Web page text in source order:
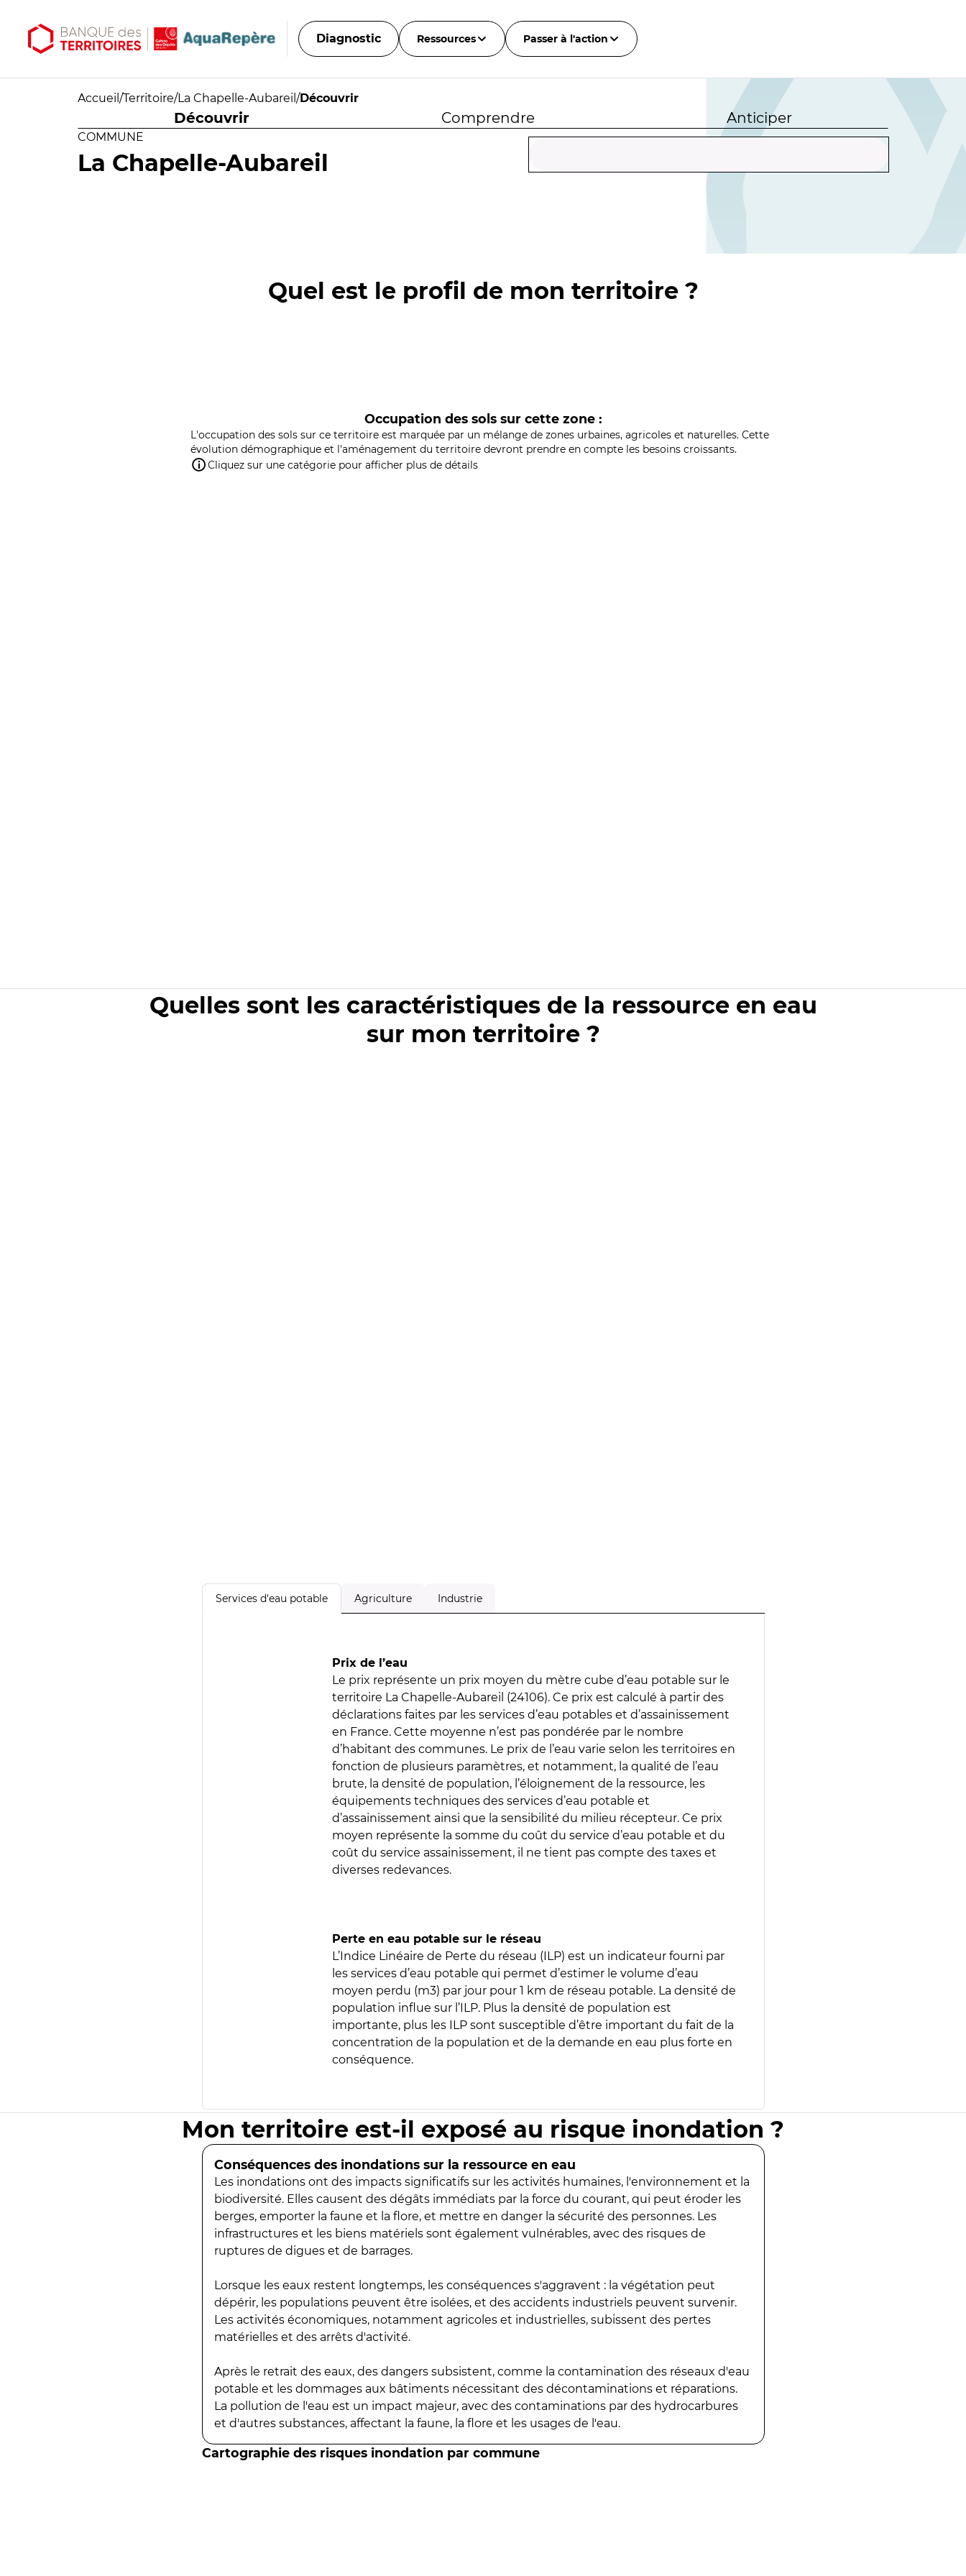
Diagnostic Ressources Passer à l'action
Accueil /Territoire/La Chapelle-Aubareil /Découvrir
Découvrir Comprendre Anticiper
COMMUNE
La Chapelle-Aubareil
Quel est le profil de mon territoire ?
Occupation des sols sur cette zone :
L'occupation des sols sur ce territoire est marquée par un mélange de zones urbaines, agricoles et naturelles. Cette
évolution démographique et l'aménagement du territoire devront prendre en compte les besoins croissants.
Cliquez sur une catégorie pour afficher plus de détails
Quelles sont les caractéristiques de la ressource en eau
sur mon territoire ?
Services d'eau potable Agriculture Industrie
Prix de l’eau
Le prix représente un prix moyen du mètre cube d’eau potable sur le
territoire La Chapelle-Aubareil (24106). Ce prix est calculé à partir des
déclarations faites par les services d’eau potables et d’assainissement
en France. Cette moyenne n’est pas pondérée par le nombre
d’habitant des communes. Le prix de l’eau varie selon les territoires en
fonction de plusieurs paramètres, et notamment, la qualité de l’eau
brute, la densité de population, l’éloignement de la ressource, les
équipements techniques des services d’eau potable et
d’assainissement ainsi que la sensibilité du milieu récepteur. Ce prix
moyen représente la somme du coût du service d’eau potable et du
coût du service assainissement, il ne tient pas compte des taxes et
diverses redevances.
Perte en eau potable sur le réseau
L’Indice Linéaire de Perte du réseau (ILP) est un indicateur fourni par
les services d’eau potable qui permet d’estimer le volume d’eau
moyen perdu (m3) par jour pour 1 km de réseau potable. La densité de
population influe sur l’ILP. Plus la densité de population est
importante, plus les ILP sont susceptible d’être important du fait de la
concentration de la population et de la demande en eau plus forte en
conséquence.
Mon territoire est-il exposé au risque inondation ?
Conséquences des inondations sur la ressource en eau
Les inondations ont des impacts significatifs sur les activités humaines, l'environnement et la
biodiversité. Elles causent des dégâts immédiats par la force du courant, qui peut éroder les
berges, emporter la faune et la flore, et mettre en danger la sécurité des personnes. Les
infrastructures et les biens matériels sont également vulnérables, avec des risques de
ruptures de digues et de barrages.
Lorsque les eaux restent longtemps, les conséquences s'aggravent : la végétation peut
dépérir, les populations peuvent être isolées, et des accidents industriels peuvent survenir.
Les activités économiques, notamment agricoles et industrielles, subissent des pertes
matérielles et des arrêts d'activité.
Après le retrait des eaux, des dangers subsistent, comme la contamination des réseaux d'eau
potable et les dommages aux bâtiments nécessitant des décontaminations et réparations.
La pollution de l'eau est un impact majeur, avec des contaminations par des hydrocarbures
et d'autres substances, affectant la faune, la flore et les usages de l'eau.
Cartographie des risques inondation par commune